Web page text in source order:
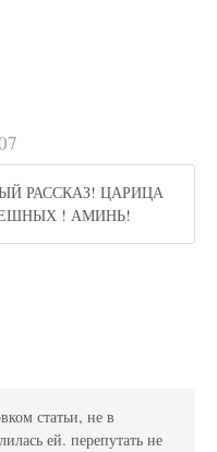
РАССКАЗ! ЦАРИЦА
! АМИНЬ!
статьи, не в
ей. перепутать не